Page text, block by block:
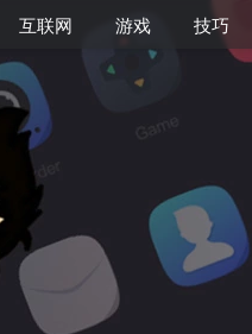
互联网 游戏 技巧